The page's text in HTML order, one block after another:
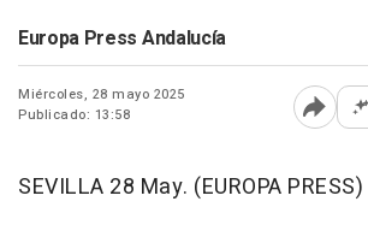
Europa Press Andalucía
Miércoles, 28 mayo 2025
Publicado: 13:58
Abrir
SEVILLA 28 May. (EUROPA